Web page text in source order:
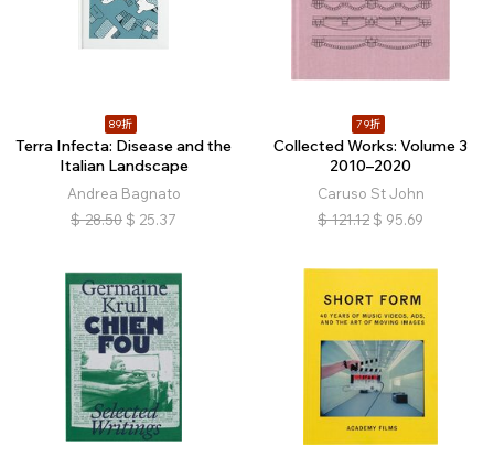
89折
Terra Infecta: Disease and the
Italian Landscape
Andrea Bagnato
$ 28.50 $ 25.37
79折
Collected Works: Volume 3
2010–2020
Caruso St John
$ 121.12 $ 95.69